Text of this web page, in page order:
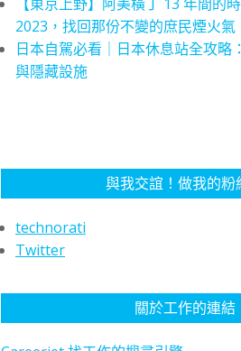
2023，找回那份不變的庶民煙火氣
日本自駕必看｜日本休息站全攻略
與隱藏設施
與我交誼！做我的粉
technorati
Twitter
關於工作的連結